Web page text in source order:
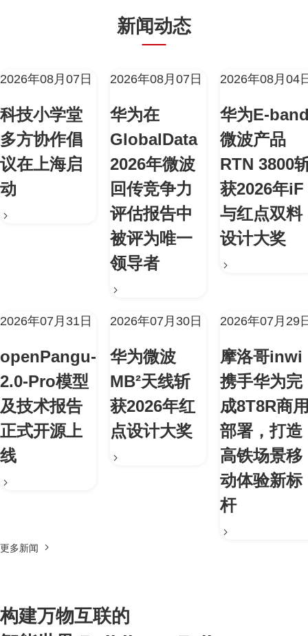
新闻动态
2026年08月07日
科技小学堂
多方协作倡
议在上海启
动
2026年08月07日
华为在
GlobalData
2026年微波
回传竞争力
评估报告中
被评为唯一
领导者
2026年08月04
华为E-
微波产品
RTN 3800
获2026年iF
与红点双料
设计大奖
2026年07月31日
openPangu-
2.0-Pro模型
及技术报告
正式开源上
线
2026年07月30日
华为微波
MB²天线斩
获2026年红
点设计大奖
2026年07月29
摩洛哥inwi
携手华为完
成8T8R商
部署，打造
高铁场景移
动体验新标
杆
更多新闻
构建万物互联的